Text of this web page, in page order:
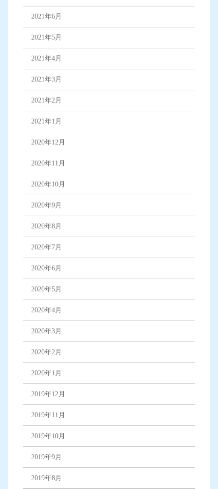
2021年6月
2021年5月
2021年4月
2021年3月
2021年2月
2021年1月
2020年12月
2020年11月
2020年10月
2020年9月
2020年8月
2020年7月
2020年6月
2020年5月
2020年4月
2020年3月
2020年2月
2020年1月
2019年12月
2019年11月
2019年10月
2019年9月
2019年8月